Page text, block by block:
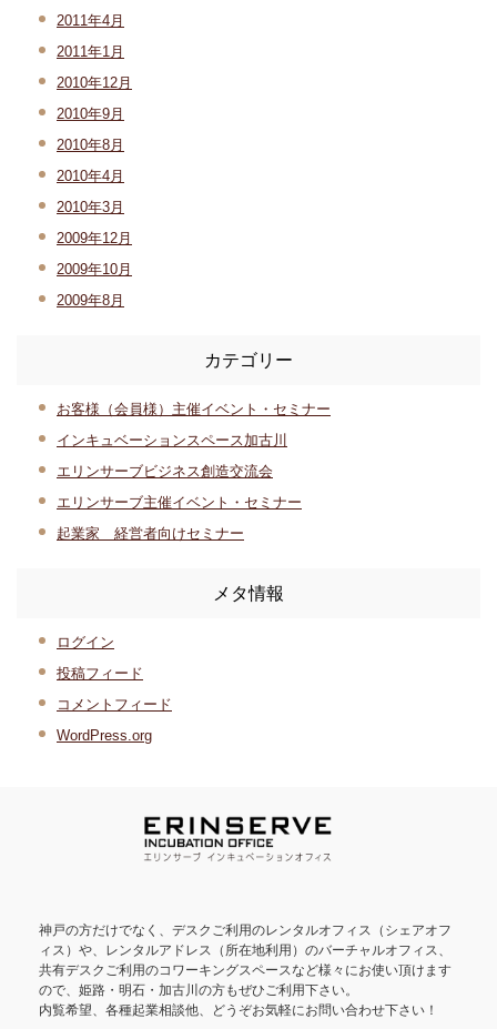
2011年4月
2011年1月
2010年12月
2010年9月
2010年8月
2010年4月
2010年3月
2009年12月
2009年10月
2009年8月
カテゴリー
お客様（会員様）主催イベント・セミナー
インキュベーションスペース加古川
エリンサーブビジネス創造交流会
エリンサーブ主催イベント・セミナー
起業家 経営者向けセミナー
メタ情報
ログイン
投稿フィード
コメントフィード
WordPress.org
神戸の方だけでなく、デスクご利用のレンタルオフィス（シェアオフ
ィス）や、レンタルアドレス（所在地利用）のバーチャルオフィス、
共有デスクご利用のコワーキングスペースなど様々にお使い頂けます
ので、姫路・明石・加古川の方もぜひご利用下さい。
内覧希望、各種起業相談他、どうぞお気軽にお問い合わせ下さい！